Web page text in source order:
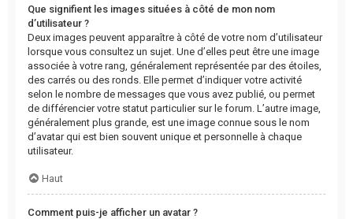
Que signifient les images situées à côté de mon nom
d’utilisateur ?
Deux images peuvent apparaître à côté de votre nom d’utilisateur
lorsque vous consultez un sujet. Une d’elles peut être une image
associée à votre rang, généralement représentée par des étoiles,
des carrés ou des ronds. Elle permet d’indiquer votre activité
selon le nombre de messages que vous avez publié, ou permet
de différencier votre statut particulier sur le forum. L’autre image,
généralement plus grande, est une image connue sous le nom
d’avatar qui est bien souvent unique et personnelle à chaque
utilisateur.
Haut
Comment puis-je afficher un avatar ?